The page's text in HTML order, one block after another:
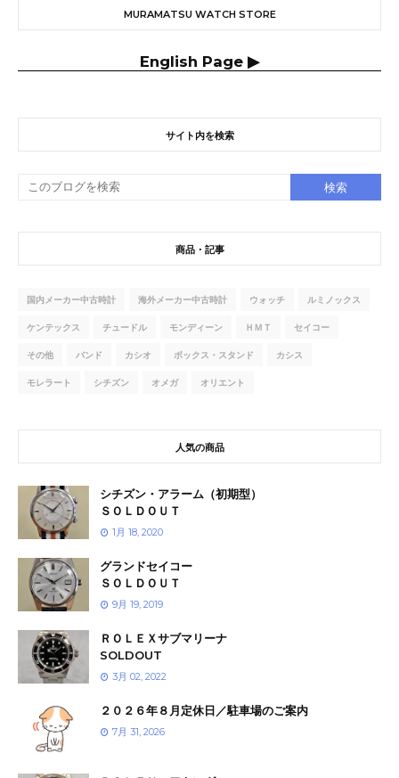
MURAMATSU WATCH STORE
English Page ▶
サイト内を検索
商品・記事
国内メーカー中古時計 海外メーカー中古時計 ウォッチ ルミノックス
ケンテックス チュードル モンディーン ＨＭＴ セイコー
その他 バンド カシオ ボックス・スタンド カシス
モレラート シチズン オメガ オリエント
人気の商品
シチズン・アラーム（初期型）
ＳＯＬＤＯＵＴ
1月 18, 2020
グランドセイコー
ＳＯＬＤＯＵＴ
9月 19, 2019
ＲＯＬＥＸサブマリーナ
SOLDOUT
3月 02, 2022
２０２６年８月定休日／駐車場のご案内
7月 31, 2026